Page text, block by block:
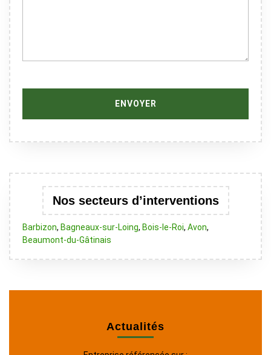
Nos secteurs d’interventions
Barbizon, Bagneaux-sur-Loing, Bois-le-Roi, Avon,
Beaumont-du-Gâtinais
Actualités